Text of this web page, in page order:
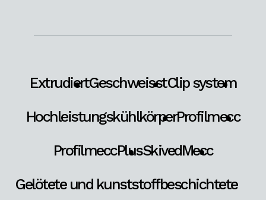
ExtrudiertGeschweisstClip system
HochleistungskühlkörperProfilmecc
ProfilmeccPlusSkivedMecc
Gelötete und kunststoffbeschichtete